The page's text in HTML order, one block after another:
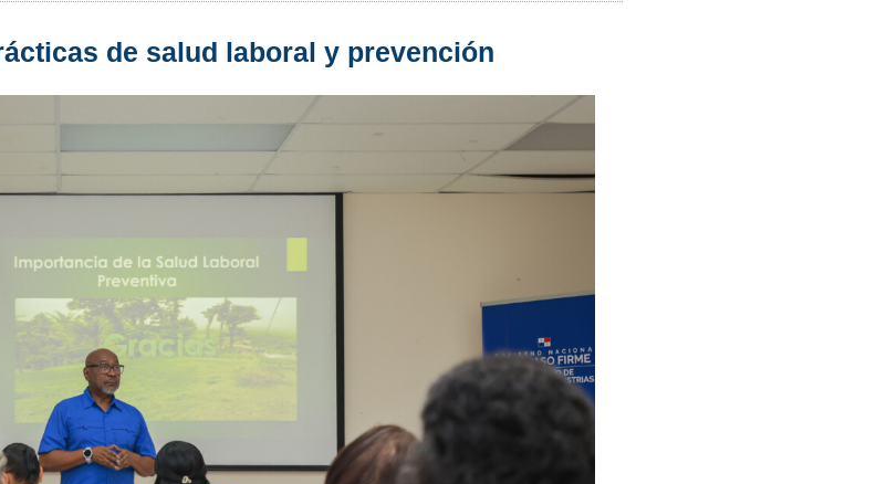
de salud laboral y prevención